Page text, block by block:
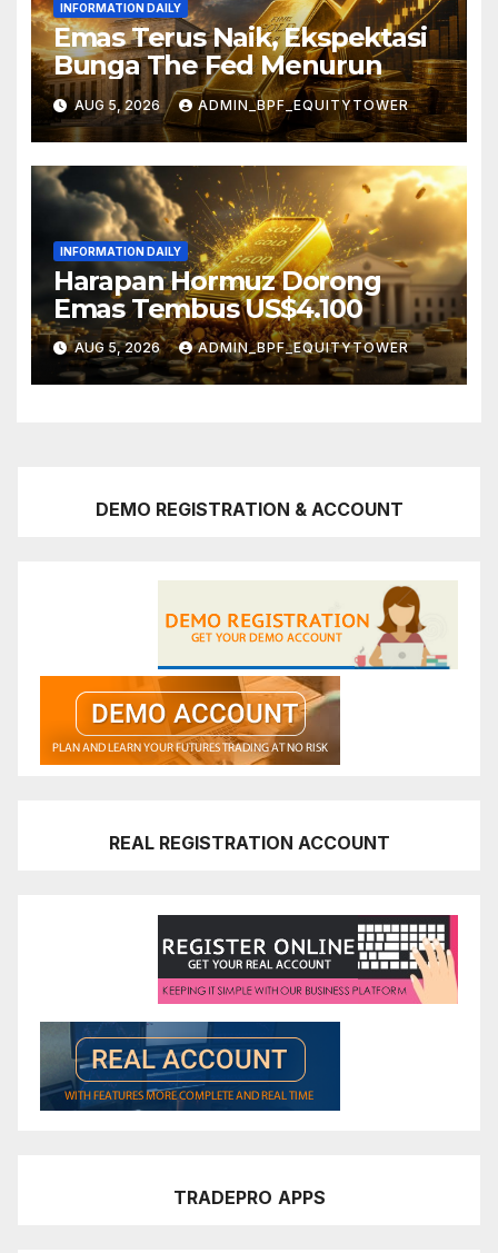
INFORMATION DAILY
Emas Terus Naik, Ekspektasi
Bunga The Fed Menurun
AUG 5, 2026 ADMIN_BPF_EQUITYTOWER
INFORMATION DAILY
Harapan Hormuz Dorong
Emas Tembus US$4.100
AUG 5, 2026 ADMIN_BPF_EQUITYTOWER
DEMO REGISTRATION & ACCOUNT
REAL REGISTRATION ACCOUNT
TRADEPRO APPS